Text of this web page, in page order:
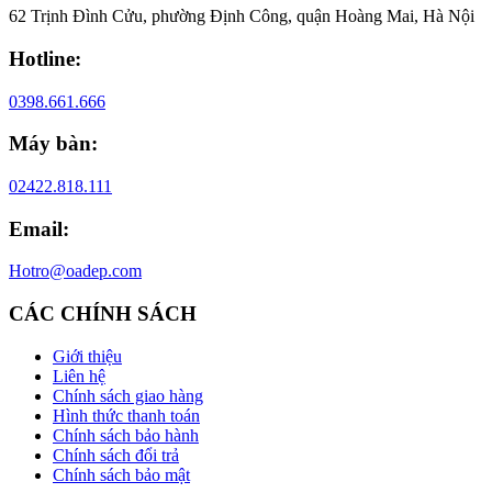
62 Trịnh Đình Cửu, phường Định Công, quận Hoàng Mai, Hà Nội
Hotline:
0398.661.666
Máy bàn:
02422.818.111
Email:
Hotro@oadep.com
CÁC CHÍNH SÁCH
Giới thiệu
Liên hệ
Chính sách giao hàng
Hình thức thanh toán
Chính sách bảo hành
Chính sách đổi trả
Chính sách bảo mật